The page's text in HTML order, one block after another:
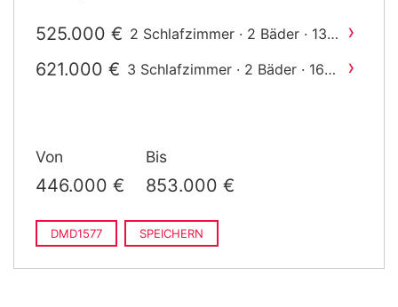
525.000 € 2 Schlafzimmer · 2 Bäder · 134
›
621.000 € 3 Schlafzimmer · 2 Bäder · 164
›
Von
446.000 €
Bis
853.000 €
DMD1577 SPEICHERN